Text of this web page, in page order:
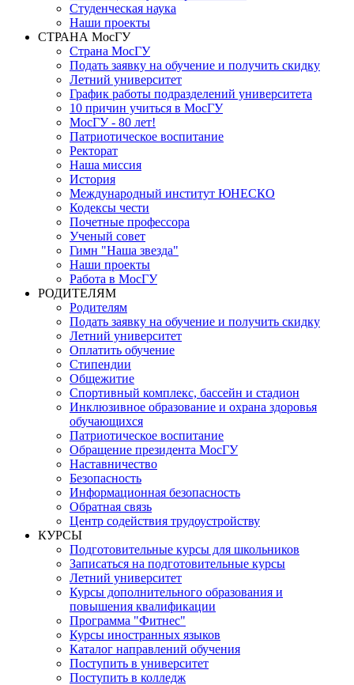
Студенческая наука
Наши проекты
СТРАНА МосГУ
Страна МосГУ
Подать заявку на обучение и получить скидку
Летний университет
График работы подразделений университета
10 причин учиться в МосГУ
МосГУ - 80 лет!
Патриотическое воспитание
Ректорат
Наша миссия
История
Международный институт ЮНЕСКО
Кодексы чести
Почетные профессора
Ученый совет
Гимн "Наша звезда"
Наши проекты
Работа в МосГУ
РОДИТЕЛЯМ
Родителям
Подать заявку на обучение и получить скидку
Летний университет
Оплатить обучение
Стипендии
Общежитие
Спортивный комплекс, бассейн и стадион
Инклюзивное образование и охрана здоровья
обучающихся
Патриотическое воспитание
Обращение президента МосГУ
Наставничество
Безопасность
Информационная безопасность
Обратная связь
Центр содействия трудоустройству
КУРСЫ
Подготовительные курсы для школьников
Записаться на подготовительные курсы
Летний университет
Курсы дополнительного образования и
повышения квалификации
Программа "Фитнес"
Курсы иностранных языков
Каталог направлений обучения
Поступить в университет
Поступить в колледж